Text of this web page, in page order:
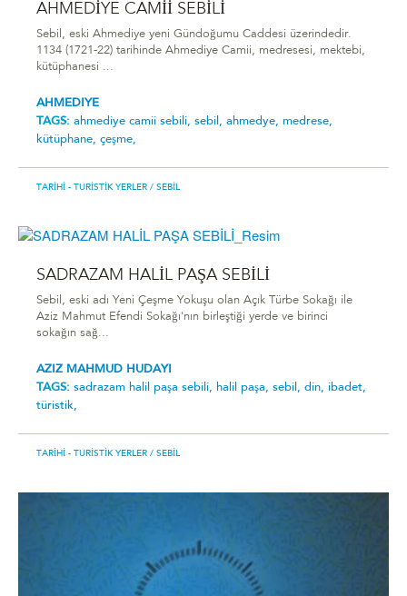
AHMEDİYE CAMİİ SEBİLİ
Sebil, eski Ahmediye yeni Gündoğumu Caddesi üzerindedir.
1134 (1721-22) tarihinde Ahmediye Camii, medresesi, mektebi,
kütüphanesi ...
AHMEDIYE
TAGS: ahmedi̇ye cami̇i̇ sebi̇li̇, sebil, ahmedye, medrese,
kütüphane, çeşme,
TARIHI - TURISTIK YERLER / SEBIL
SADRAZAM HALİL PAŞA SEBİLİ
Sebil, eski adı Yeni Çeşme Yokuşu olan Açık Türbe Sokağı ile
Aziz Mahmut Efendi Sokağı'nın birleştiği yerde ve birinci
sokağın sağ...
AZIZ MAHMUD HUDAYI
TAGS: sadrazam hali̇l paşa sebi̇li̇, halil paşa, sebil, din, ibadet,
türistik,
TARIHI - TURISTIK YERLER / SEBIL